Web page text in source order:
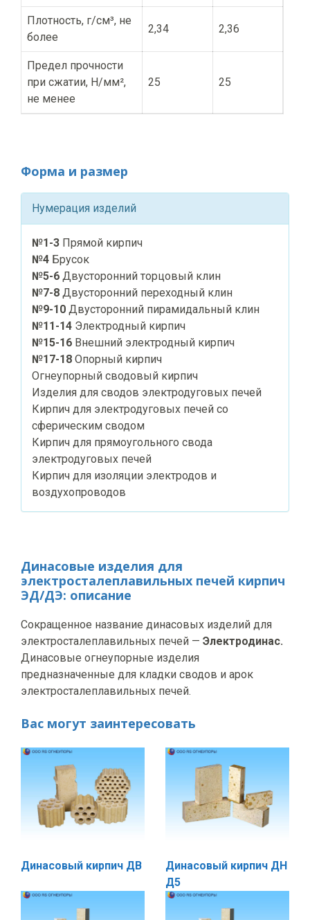
Плотность, г/см³, не
более
2,34 2,36
Предел прочности
при сжатии, Н/мм²,
не менее
25 25
Форма и размер
Нумерация изделий
№1-3 Прямой кирпич
№4 Брусок
№5-6 Двусторонний торцовый клин
№7-8 Двусторонний переходный клин
№9-10 Двусторонний пирамидальный клин
№11-14 Электродный кирпич
№15-16 Внешний электродный кирпич
№17-18 Опорный кирпич
Огнеупорный сводовый кирпич
Изделия для сводов электродуговых печей
Кирпич для электродуговых печей со
сферическим сводом
Кирпич для прямоугольного свода
электродуговых печей
Кирпич для изоляции электродов и
воздухопроводов
Динасовые изделия для
электросталеплавильных печей кирпич
ЭД/ДЭ: описание
Сокращенное название динасовых изделий для
электросталеплавильных печей — Электродинас.
Динасовые огнеупорные изделия
предназначенные для кладки сводов и арок
электросталеплавильных печей.
Вас могут заинтересовать
Динасовый кирпич ДВ
Динасовый кирпич ДН
Д5